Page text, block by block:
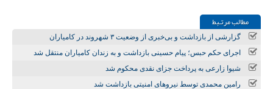
مطالب مرتـبط
گزارشی از بازداشت و بی‌خبری از وضعیت ۳ شهروند در کامیاران
اجرای حکم حبس؛ پیام حسینی بازداشت و به زندان کامیاران منتقل شد
شیوا زارعی به پرداخت جزای نقدی محکوم شد
رامین محمدی توسط نیروهای امنیتی بازداشت شد